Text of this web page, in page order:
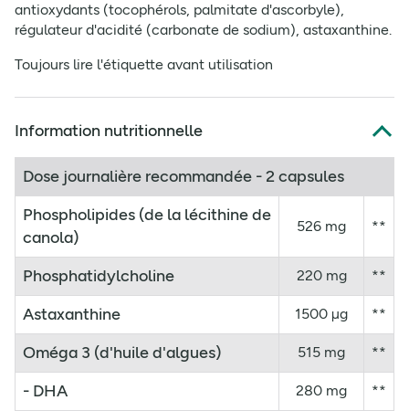
antioxydants (tocophérols, palmitate d'ascorbyle),
régulateur d'acidité (carbonate de sodium), astaxanthine.
Toujours lire l'étiquette avant utilisation
Information nutritionnelle
Dose journalière recommandée - 2 capsules
Phospholipides (de la lécithine de
canola)
526 mg **
Phosphatidylcholine 220 mg **
Astaxanthine 1500 µg **
Oméga 3 (d'huile d'algues) 515 mg **
- DHA 280 mg **